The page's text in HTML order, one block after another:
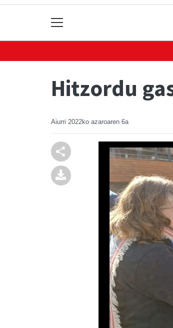
Hitzordu
Aiurri 2022ko azaroaren 6a